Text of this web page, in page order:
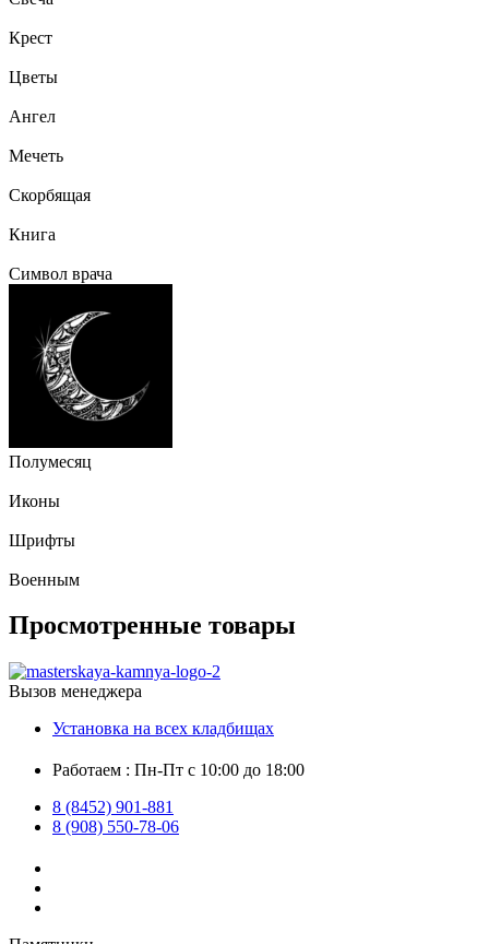
Крест
Цветы
Ангел
Мечеть
Скорбящая
Книга
Символ врача
Полумесяц
Иконы
Шрифты
Военным
Просмотренные товары
Вызов менеджера
Установка на всех кладбищах
Работаем : Пн-Пт с 10:00 до 18:00
8 (8452) 901-881
8 (908) 550-78-06